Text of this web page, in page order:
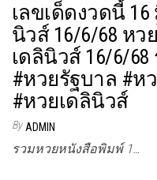
เลขเด็ดงวดนี้ 16
นิวส์ 16/6/68 หว
เดลินิวส์ 16/6/
#หวยรัฐบาล #ห
#หวยเดลินิวส์
By ADMIN
รวมหวยหนังสือพิมพ์ 1…